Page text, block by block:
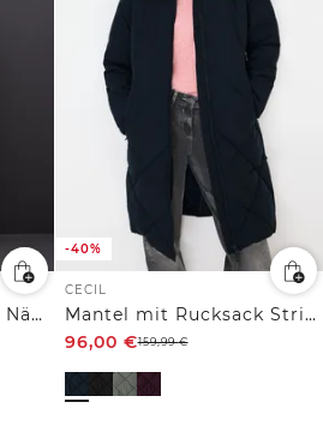
Mantel mit geklebten Nähten
-40%
CECIL
Mantel mit Rucksack Strings
96,00 €159,99€